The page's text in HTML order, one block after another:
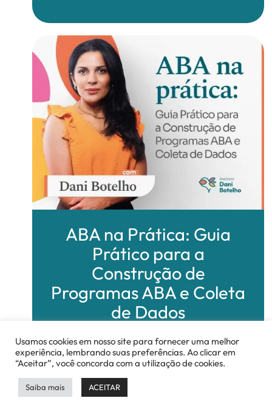
ABA na Prática: Guia
Prático para a
Construção de
Programas ABA e Coleta
de Dados
Usamos cookies em nosso site para fornecer uma melhor
experiência, lembrando suas preferências. Ao clicar em
“Aceitar”, você concorda com a utilização de cookies.
Saiba mais ACEITAR